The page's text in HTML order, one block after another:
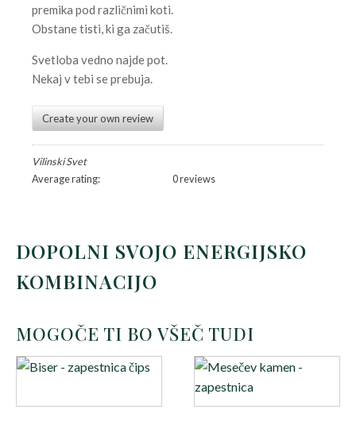
premika pod različnimi koti.
Obstane tisti, ki ga začutiš.
Svetloba vedno najde pot.
Nekaj v tebi se prebuja.
Create your own review
Vilinski Svet
Average rating:
0 reviews
DOPOLNI SVOJO ENERGIJSKO
KOMBINACIJO
MOGOČE TI BO VŠEČ TUDI